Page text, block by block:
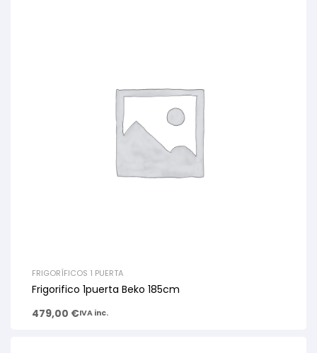
FRIGORÍFICOS 1 PUERTA
Frigorifico 1puerta Beko 185cm
479,00 €IVA inc.